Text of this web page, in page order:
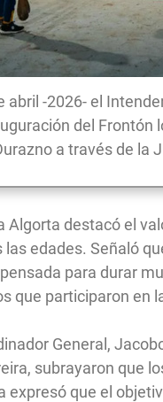
abril -2026- el
del Frontón
a través de la
Algorta destacó el
edades. Señaló
para durar
que participaron en
General,
subrayaron que
expresó que el